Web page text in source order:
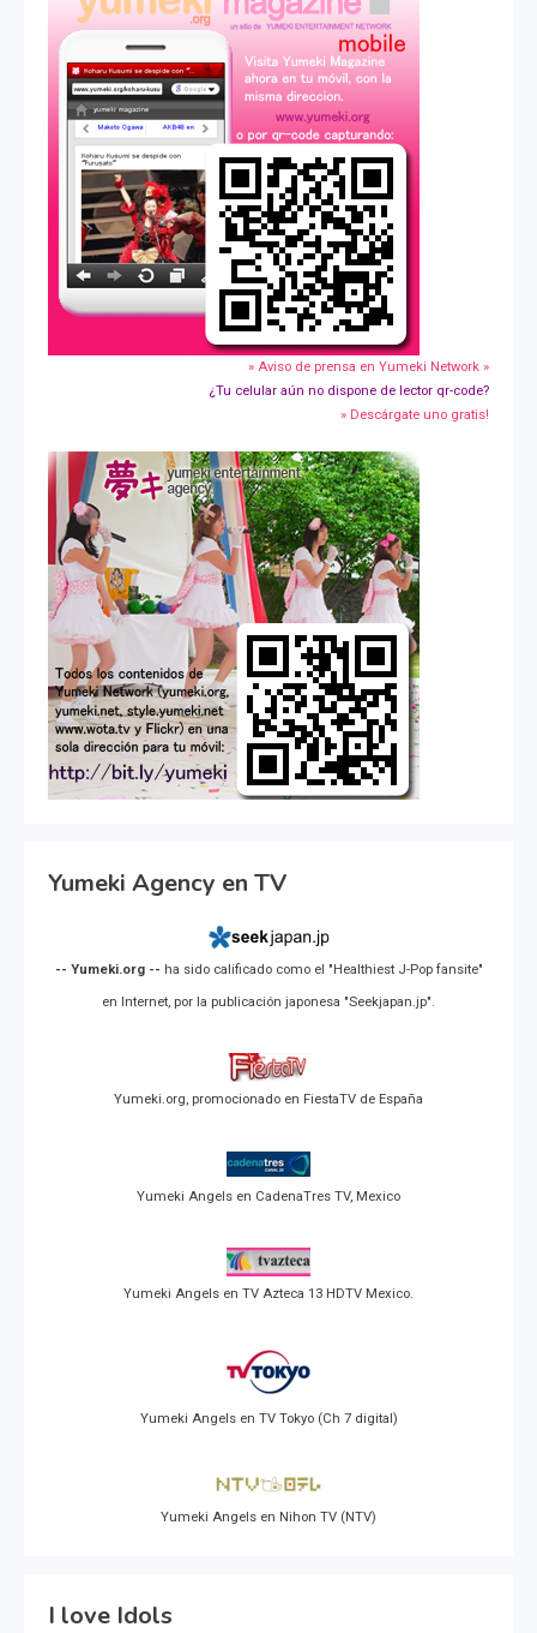
» Aviso de prensa en Yumeki Network »
¿Tu celular aún no dispone de lector qr-code?
» Descárgate uno gratis!
Yumeki Agency en TV
-- Yumeki.org -- ha sido calificado como el "Healthiest J-Pop fansite"
en Internet, por la publicación japonesa "Seekjapan.jp".
Yumeki.org, promocionado en FiestaTV de España
Yumeki Angels en CadenaTres TV, Mexico
Yumeki Angels en TV Azteca 13 HDTV Mexico.
Yumeki Angels en TV Tokyo (Ch 7 digital)
Yumeki Angels en Nihon TV (NTV)
I love Idols